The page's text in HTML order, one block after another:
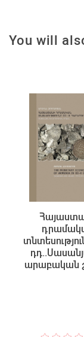
You will
արաբական